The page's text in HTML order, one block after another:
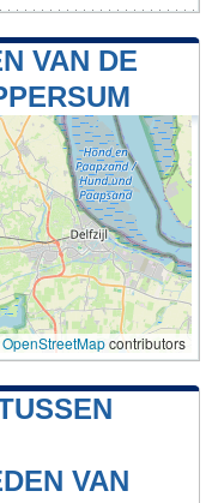
VAN DE
OpenStreetMapcontributors
VAN